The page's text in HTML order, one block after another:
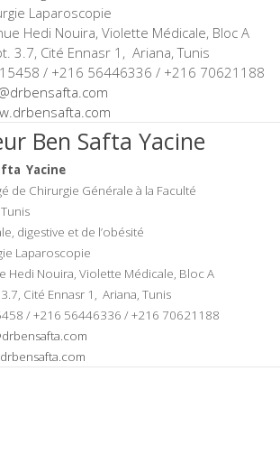
Laparoscopie
Hedi Nouira, Violette Médicale, Bloc A
3.7, Cité Ennasr 1, Ariana, Tunis
/ +216 56446336 / +216 70621188
Ben Safta Yacine
Yacine
de Chirurgie Générale à la Faculté
digestive et de l’obésité
Laparoscopie
Hedi Nouira, Violette Médicale, Bloc A
Cité Ennasr 1, Ariana, Tunis
/ +216 56446336 / +216 70621188